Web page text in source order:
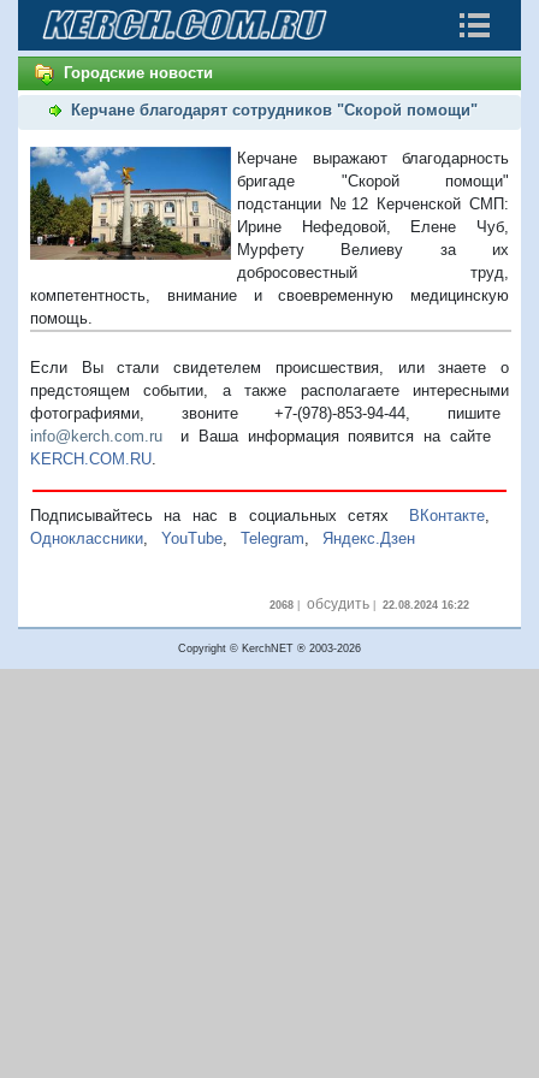
Городские новости
Керчане благодарят сотрудников "Скорой помощи"
Керчане выражают благодарность
бригаде "Скорой помощи"
подстанции №12 Керченской СМП:
Ирине Нефедовой, Елене Чуб,
Мурфету Велиеву за их
добросовестный труд,
компетентность, внимание и своевременную медицинскую
помощь.
Если Вы стали свидетелем происшествия, или знаете о
предстоящем событии, а также располагаете интересными
фотографиями, звоните +7-(978)-853-94-44, пишите
info@kerch.com.ru и Ваша информация появится на сайте
KERCH.COM.RU
Подписывайтесь на нас в социальных сетях ВКонтакте,
Одноклассники
YouTube Telegram Яндекс.Дзен
2068| обсудить| 22.08.2024 16:22
Copyright © KerchNET ® 2003-2026